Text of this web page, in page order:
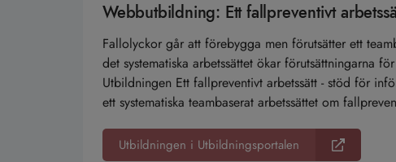
Webbutbildning: Ett fallpreventivt
Fallolyckor går att förebygga men förutsätter ett
det systematiska arbetssättet ökar förutsättningarna
Utbildningen Ett fallpreventivt arbetssätt - stöd för
ett systematiska teambaserat arbetssättet om
Utbildningen i Utbildningsportalen